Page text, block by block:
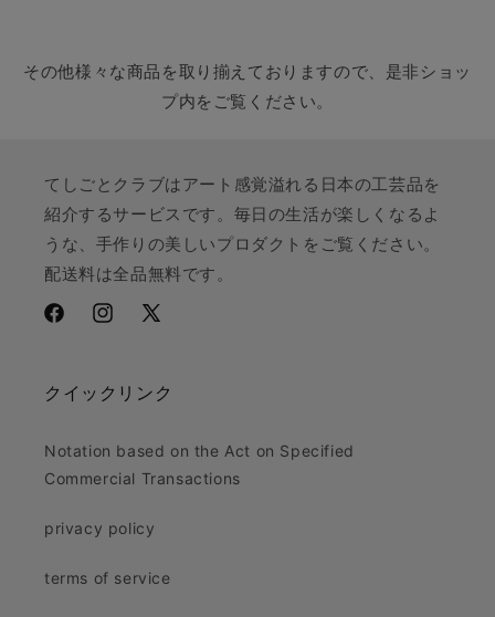
その他様々な商品を取り揃えておりますので、是非ショッ
プ内をご覧ください。
てしごとクラブはアート感覚溢れる日本の工芸品を
紹介するサービスです。毎日の生活が楽しくなるよ
うな、手作りの美しいプロダクトをご覧ください。
配送料は全品無料です。
FacebookInstagram
X
クイックリンク
Notation based on the Act on Specified
Commercial Transactions
privacy policy
terms of service